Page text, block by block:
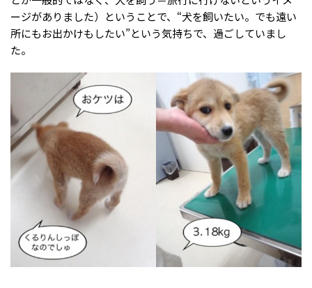
ージがありました）ということで、“犬を飼いたい。でも遠い
所にもお出かけもしたい”という気持ちで、過ごしていまし
た。